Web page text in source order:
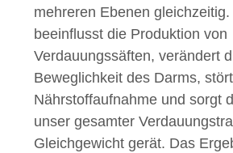
mehreren Ebenen gleichzeitig.
beeinflusst die Produktion von
Verdauungssäften, verändert
Beweglichkeit des Darms,
Nährstoffaufnahme und sorgt
unser gesamter
Gleichgewicht gerät. Das